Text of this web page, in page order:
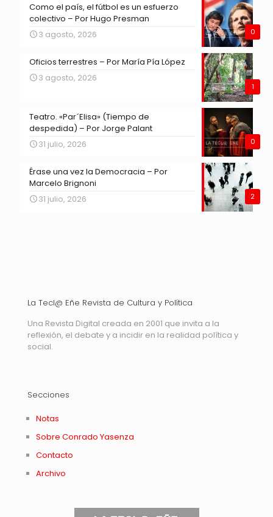
0
Como el país, el fútbol es un esfuerzo
colectivo – Por Hugo Presman
3 agosto, 2026
1
Oficios terrestres – Por María Pía López
3 agosto, 2026
0
Teatro. «Par´Elisa» (Tiempo de
despedida) – Por Jorge Palant
31 julio, 2026
2
Érase una vez la Democracia – Por
Marcelo Brignoni
31 julio, 2026
La Tecl@ Eñe Revista de Cultura y Política
Una Revista Digital creada en 2001 que invita a la
reflexión, el debate y a incidir en la realidad política y
social.
Secciones
Notas
Sobre Conrado Yasenza
Contacto
Archivo